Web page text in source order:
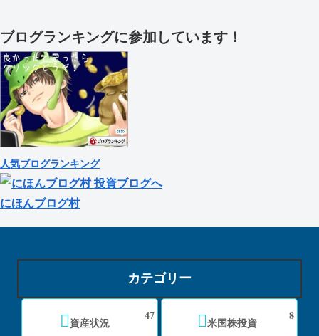
ブログランキングに参加しています！
人気ブログランキング
にほんブログ村
カテゴリー
資産状況
47
米国株投資
8